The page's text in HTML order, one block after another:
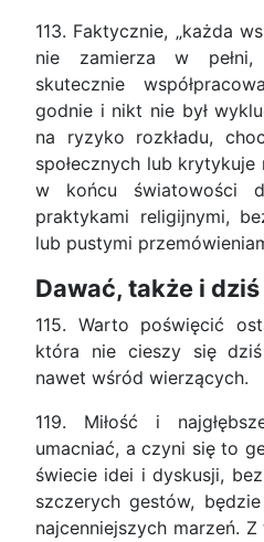
113. Faktycznie, „każda
nie zamierza w
skutecznie
godnie i nikt nie był
na ryzyko rozkładu,
społecznych lub
w końcu światowości
praktykami religijnymi,
lub pustymi
Dawać, także i dziś
115. Warto poświęcić
która nie cieszy się
nawet wśród wierzących.
119. Miłość i
umacniać, a czyni się to
świecie idei i dyskusji,
szczerych gestów,
najcenniejszych marzeń.